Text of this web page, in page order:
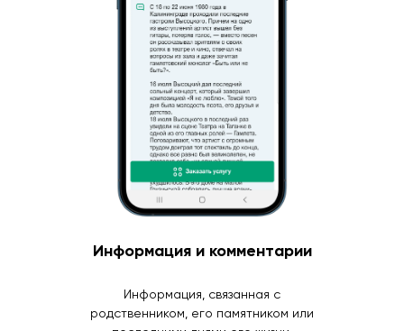
Информация и комментарии
Информация, связанная с
родственником, его памятником или